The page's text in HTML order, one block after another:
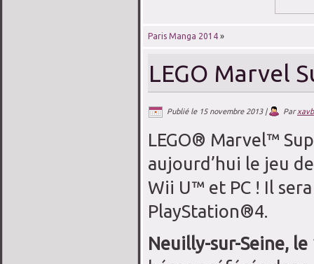
Paris Manga 2014 »
LEGO Marvel
Publié le 15 novembre 2013| Par
LEGO® Marvel™
aujourd’hui le jeu
Wii U™ et PC ! Il
PlayStation®4.
Neuilly-sur-Seine,